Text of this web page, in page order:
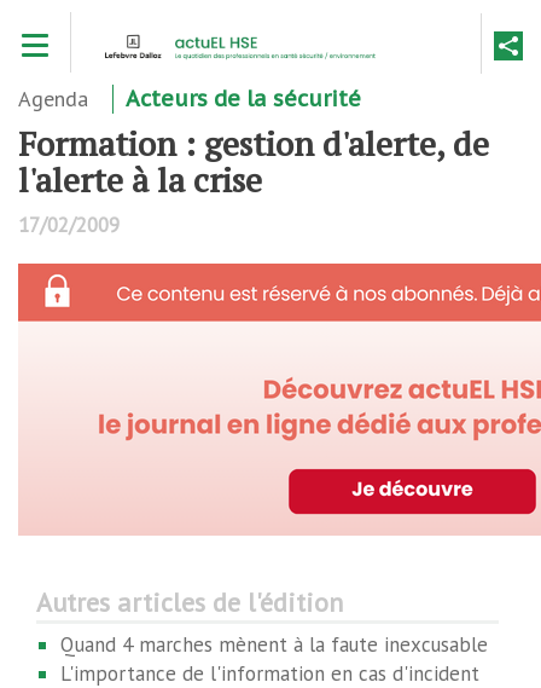
contenu
Agenda Acteurs de la sécurité
Formation : gestion d'alerte, de
l'alerte à la crise
17/02/2009
Autres articles de l'édition
Quand 4 marches mènent à la faute inexcusable
L'importance de l'information en cas d'incident